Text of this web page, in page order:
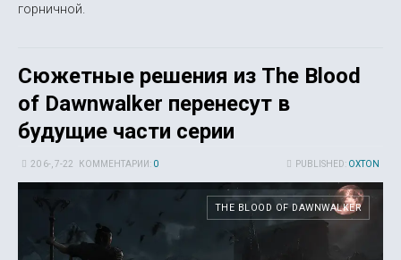
горничной.
Сюжетные решения из The Blood
of Dawnwalker перенесут в
будущие части серии
PUBLISHED: OXTON
20 6-, 7-22 КОММЕНТАРИИ: 0
THE BLOOD OF DAWNWALKER